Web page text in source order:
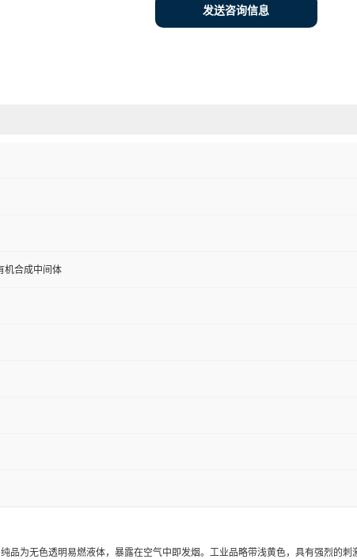
发送咨询信息
机合成中间体
品为无色透明易燃液体，暴露在空气中即发烟。工业品略带浅黄色，具有强烈的